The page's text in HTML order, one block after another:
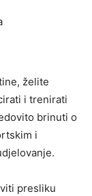
želite
i trenirati
brinuti o
i
presliku